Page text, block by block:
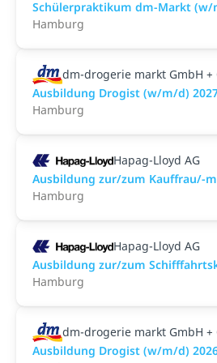
Schülerpraktikum dm-Markt (w/
Hamburg
dm-drogerie markt GmbH +
Ausbildung Drogist (w/m/d)
Hamburg
Hapag-Lloyd AG
Ausbildung zur/zum Kauffrau/-
Hamburg
Hapag-Lloyd AG
Ausbildung zur/zum
Hamburg
dm-drogerie markt GmbH +
Ausbildung Drogist (w/m/d)